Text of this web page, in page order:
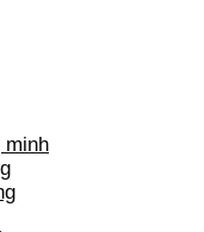
minh